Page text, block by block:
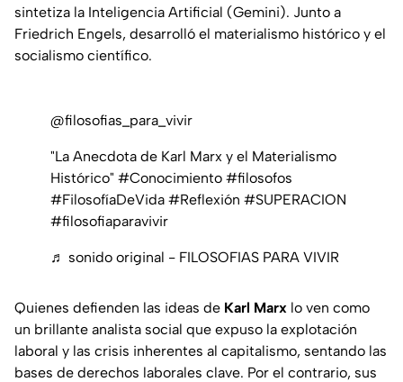
sintetiza la Inteligencia Artificial (Gemini). Junto a
Friedrich Engels, desarrolló el materialismo histórico y el
socialismo científico.
@filosofias_para_vivir
"La Anecdota de Karl Marx y el Materialismo
Histórico" #Conocimiento #filosofos
#FilosofíaDeVida #Reflexión #SUPERACION
#filosofiaparavivir
♬ sonido original - FILOSOFIAS PARA VIVIR
Quienes defienden las ideas de Karl Marx lo ven como
un brillante analista social que expuso la explotación
laboral y las crisis inherentes al capitalismo, sentando las
bases de derechos laborales clave. Por el contrario, sus